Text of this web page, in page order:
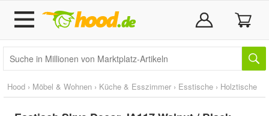
Hood › Möbel & Wohnen › Küche & Esszimmer › Esstische › Holztische